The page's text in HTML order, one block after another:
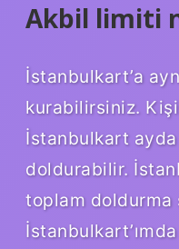
Akbil limiti
İstanbulkart’a
kurabilirsiniz.
İstanbulkart
doldurabilir.
toplam doldurma